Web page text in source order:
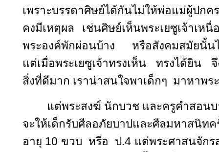
เพราะบรรดาศิษย์ได้กันไม่ให้พ่อแม่ผู้ปกค
คงมีเหตุผล เช่นศิษย์เห็นพระเยซูเจ้าเ
พระองค์พักผ่อนบ้าง หรือสังคมสมัยนั้น
แต่เมื่อพระเยซูเจ้าทรงเห็น ทรงได้ยิน
สิ่งที่ดีมาก เราน่าสนใจพาเด็กๆ มาหาพร
แต่พระสงฆ์ นักบวช และครูคำสอนบ
จะให้เด็กรับศีลอภัยบาปและศีลมหาสนิ
อายุ 10 ขวบ หรือ ป.4 แต่พระศาสนจักร